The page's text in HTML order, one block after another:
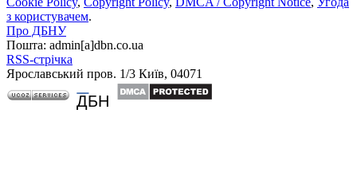
з користувачем.
Про ДБНУ
Пошта: admin[а]dbn.co.ua
RSS-стрічка
Ярославський пров. 1/3 Київ, 04071